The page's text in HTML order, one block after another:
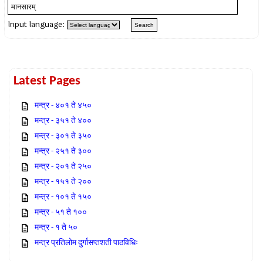
Input language:
Latest Pages
मन्त्र - ४०१ ते ४५०
मन्त्र - ३५१ ते ४००
मन्त्र - ३०१ ते ३५०
मन्त्र - २५१ ते ३००
मन्त्र - २०१ ते २५०
मन्त्र - १५१ ते २००
मन्त्र - १०१ ते १५०
मन्त्र - ५१ ते १००
मन्त्र - १ ते ५०
मन्त्र प्रतिलोम दुर्गासप्तशती पाठविधिः